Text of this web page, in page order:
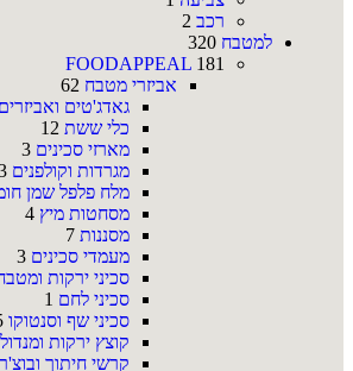
רכב 2
למטבח 320
FOODAPPEAL 181
אביזרי מטבח 62
גאדג'טים ואביזרים
כלי ששת 12
מארזי סכינים 3
מגרדות וקולפנים
מלח פלפל שמן
מסחטות מיץ 4
מסננות 7
מעמדי סכינים 3
סכיני ירקות
סכיני לחם 1
סכיני שף וסנטוקו
קוצץ ירקות
קרשי חיתוך